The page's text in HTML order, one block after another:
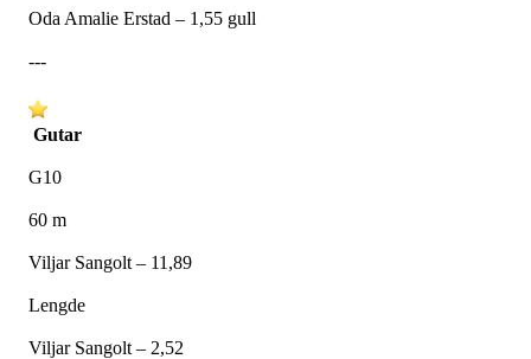
Oda Amalie Erstad – 1,55 gull
---
Gutar
G10
60 m
Viljar Sangolt – 11,89
Lengde
Viljar Sangolt – 2,52